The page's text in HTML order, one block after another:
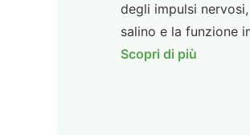
degli impulsi
salino e la funzione
Scopri di più